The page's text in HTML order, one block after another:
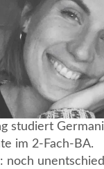
studiert
im 2-Fach-BA.
noch